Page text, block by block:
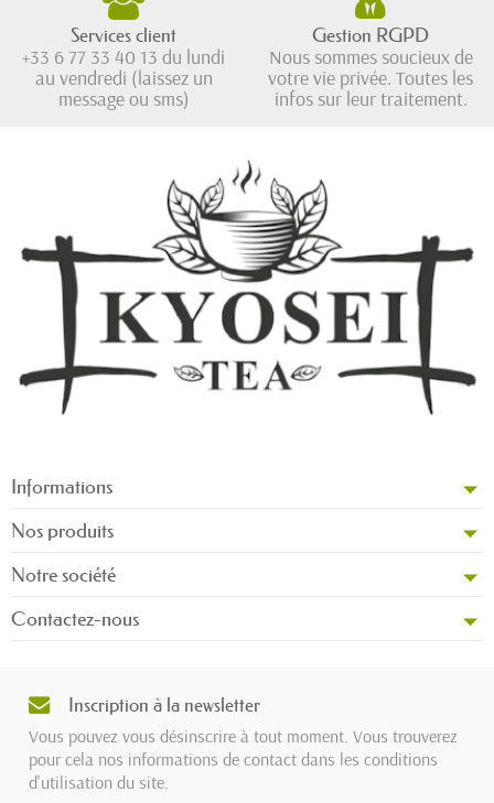
Services client
+33 6 77 33 40 13 du lundi
au vendredi (laissez un
message ou sms)
Gestion RGPD
Nous sommes soucieux de
votre vie privée. Toutes les
infos sur leur traitement.
Informations
Nos produits
Notre société
Contactez-nous
Inscription à la newsletter
Vous pouvez vous désinscrire à tout moment. Vous trouverez
pour cela nos informations de contact dans les conditions
d'utilisation du site.